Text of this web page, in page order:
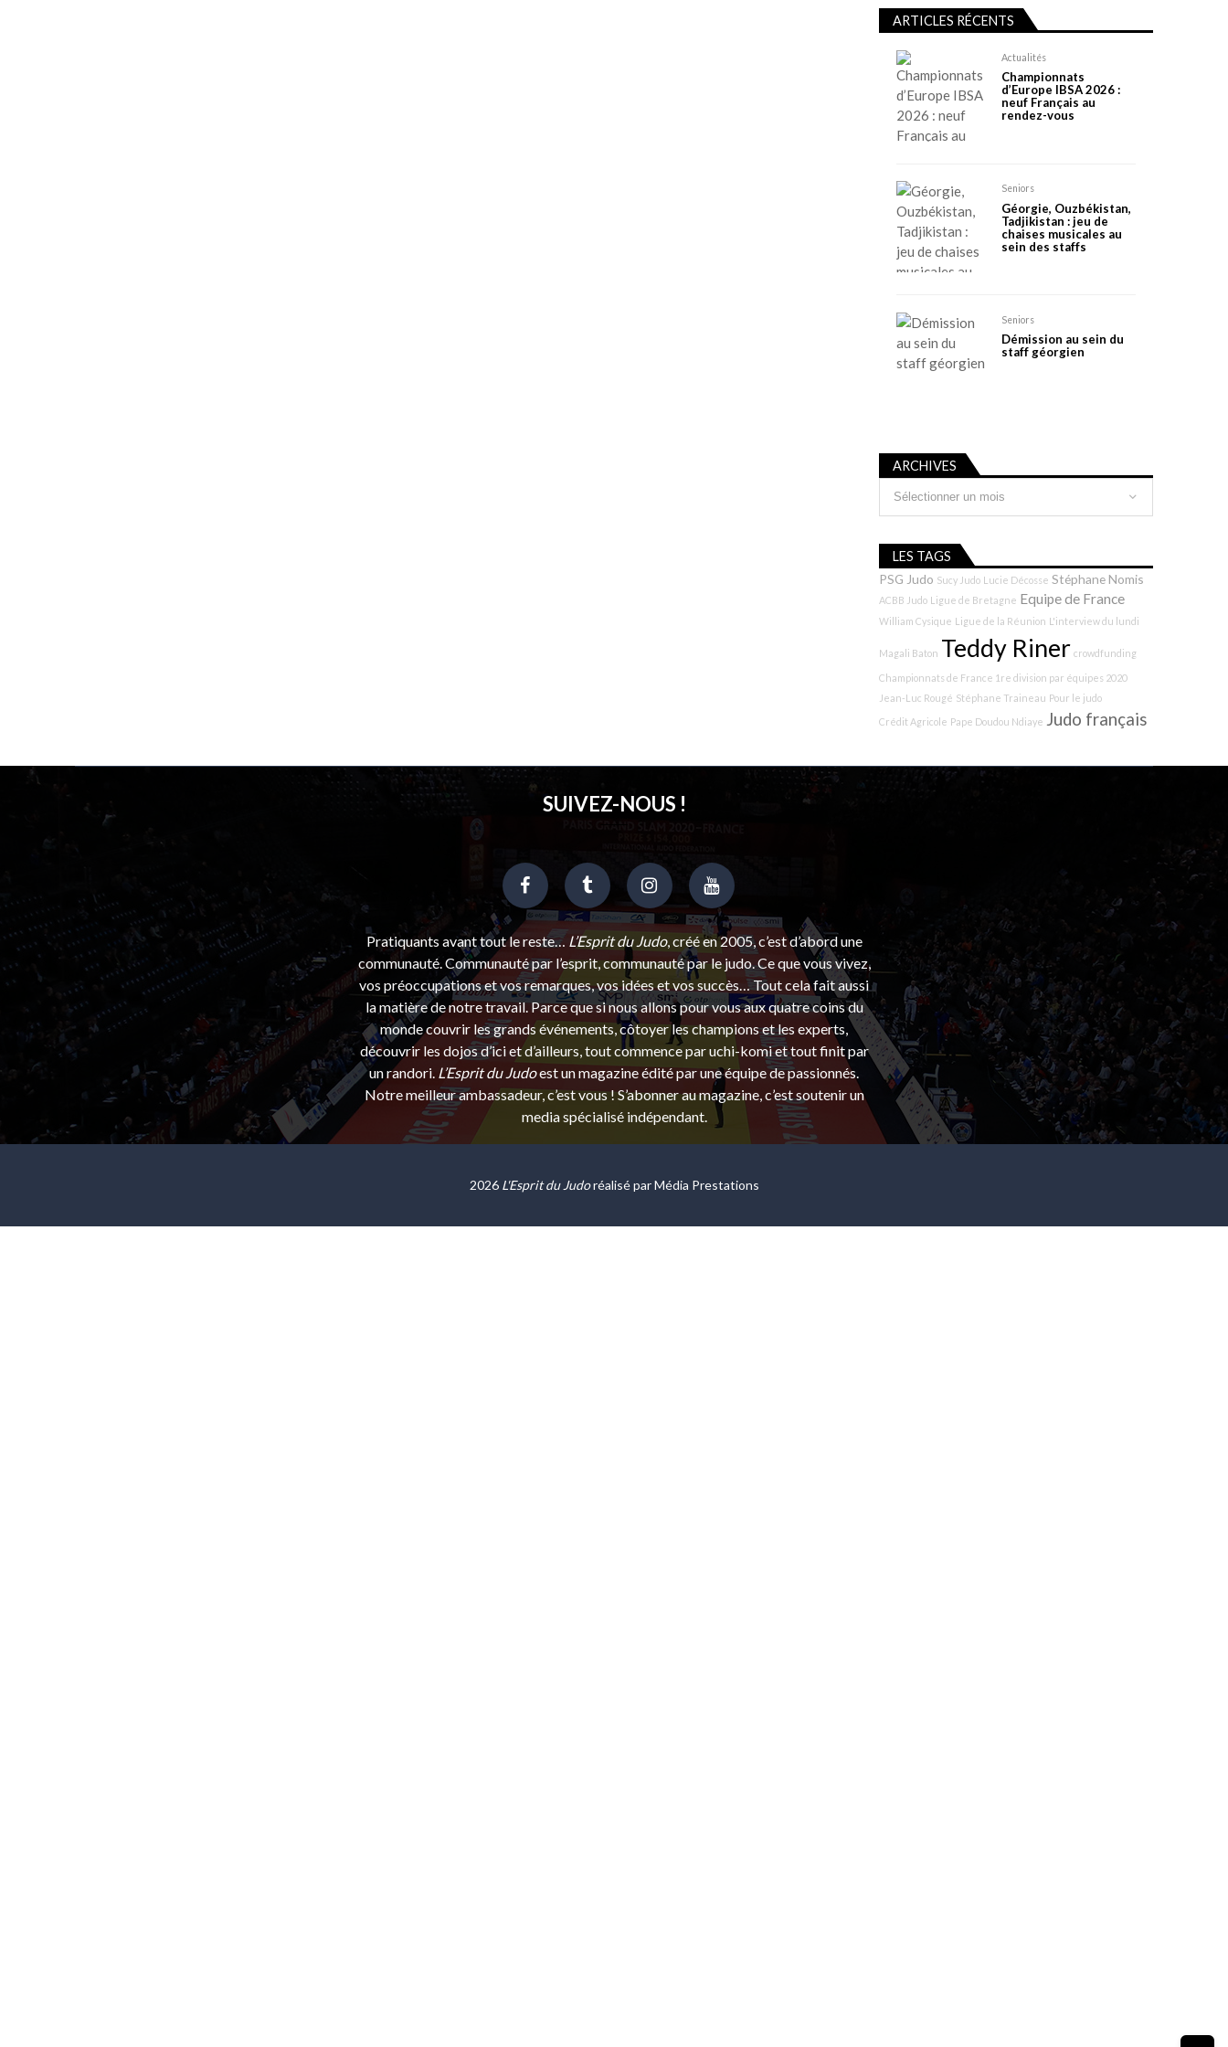
ARTICLES RÉCENTS
Actualités
Championnats
d’Europe IBSA 2026 :
neuf Français au
rendez-vous
Seniors
Géorgie, Ouzbékistan,
Tadjikistan : jeu de
chaises musicales au
sein des staffs
Seniors
Démission au sein du
staff géorgien
ARCHIVES
LES TAGS
PSG Judo Sucy Judo Lucie Décosse Stéphane Nomis
ACBB Judo Ligue de Bretagne Equipe de France
William Cysique Ligue de la Réunion L'interview du lundi
Magali Baton Teddy Riner crowdfunding
Championnats de France 1re division par équipes 2020
Jean-Luc Rougé Stéphane Traineau Pour le judo
Crédit Agricole Pape Doudou Ndiaye Judo français
SUIVEZ-NOUS !
Pratiquants avant tout le reste… L’Esprit du Judo, créé en 2005, c’est d’abord une
communauté. Communauté par l’esprit, communauté par le judo. Ce que vous vivez,
vos préoccupations et vos remarques, vos idées et vos succès… Tout cela fait aussi
la matière de notre travail. Parce que si nous allons pour vous aux quatre coins du
monde couvrir les grands événements, côtoyer les champions et les experts,
découvrir les dojos d’ici et d’ailleurs, tout commence par uchi-komi et tout finit par
un randori. L’Esprit du Judoest un magazine édité par une équipe de passionnés.
Notre meilleur ambassadeur, c’est vous ! S’abonner au magazine, c’est soutenir un
media spécialisé indépendant.
2026 L'Esprit du Judoréalisé parMédia Prestations